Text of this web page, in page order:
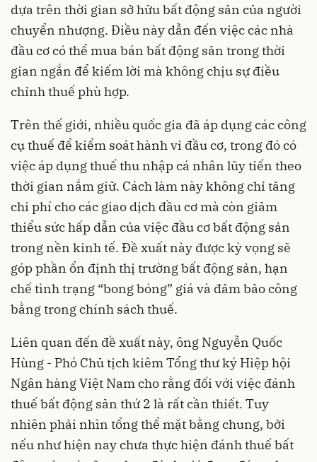
dựa trên thời gian sở hữu bất động sản của người
chuyển nhượng. Điều này dẫn đến việc các nhà
đầu cơ có thể mua bán bất động sản trong thời
gian ngắn để kiếm lời mà không chịu sự điều
chỉnh thuế phù hợp.
Trên thế giới, nhiều quốc gia đã áp dụng các công
cụ thuế để kiểm soát hành vi đầu cơ, trong đó có
việc áp dụng thuế thu nhập cá nhân lũy tiến theo
thời gian nắm giữ. Cách làm này không chỉ tăng
chi phí cho các giao dịch đầu cơ mà còn giảm
thiểu sức hấp dẫn của việc đầu cơ bất động sản
trong nền kinh tế. Đề xuất này được kỳ vọng sẽ
góp phần ổn định thị trường bất động sản, hạn
chế tình trạng “bong bóng” giá và đảm bảo công
bằng trong chính sách thuế.
Liên quan đến đề xuất này, ông Nguyễn Quốc
Hùng - Phó Chủ tịch kiêm Tổng thư ký Hiệp hội
Ngân hàng Việt Nam cho rằng đối với việc đánh
thuế bất động sản thứ 2 là rất cần thiết. Tuy
nhiên phải nhìn tổng thể mặt bằng chung, bởi
nếu như hiện nay chưa thực hiện đánh thuế bất